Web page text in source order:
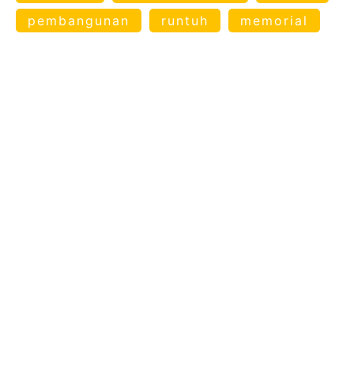
pembangunan
runtuh memorial